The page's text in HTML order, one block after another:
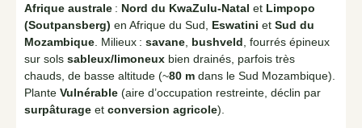
Afrique australe : Nord du KwaZulu-Natal et Limpopo
(Soutpansberg) en Afrique du Sud, Eswatini et Sud du
Mozambique . Milieux : savane bushveld , fourrés épineux
sur sols sableux/limoneux bien drainés, parfois très
chauds, de basse altitude (~80 m dans le Sud Mozambique).
Plante Vulnérable (aire d’occupation restreinte, déclin par
surpâturage et conversion agricole).